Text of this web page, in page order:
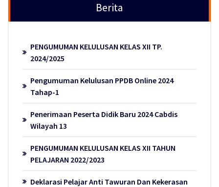
Berita
PENGUMUMAN KELULUSAN KELAS XII TP.
2024/2025
Pengumuman Kelulusan PPDB Online 2024
Tahap-1
Penerimaan Peserta Didik Baru 2024 Cabdis
Wilayah 13
PENGUMUMAN KELULUSAN KELAS XII TAHUN
PELAJARAN 2022/2023
Deklarasi Pelajar Anti Tawuran Dan Kekerasan